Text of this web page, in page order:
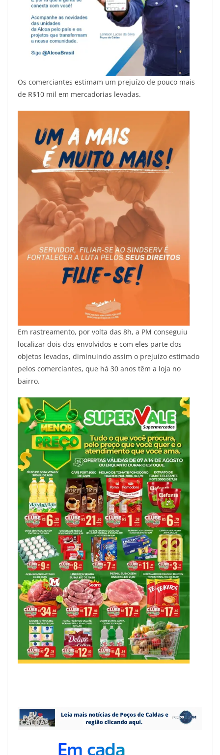
Os comerciantes estimam um prejuízo de pouco mais
de R$10 mil em mercadorias levadas.
Em rastreamento, por volta das 8h, a PM conseguiu
localizar dois dos envolvidos e com eles parte dos
objetos levados, diminuindo assim o prejuízo estimado
pelos comerciantes, que há 30 anos têm a loja no
bairro.